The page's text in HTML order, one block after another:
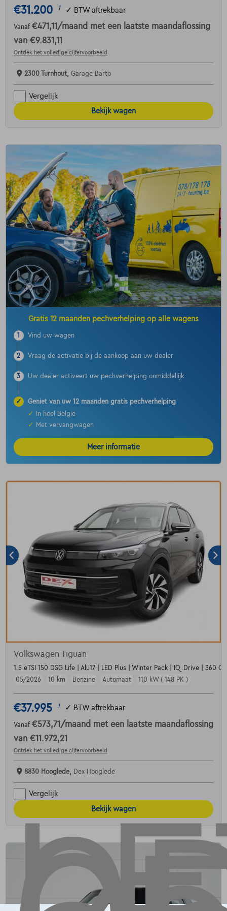
€31.200 1 ✓ BTW aftrekbaar
Vanaf €471,11 /maand met een laatste maandaflossing
van €9.831,11
Ontdek het volledige cijfervoorbeeld
2300 Turnhout, Garage Barto
Vergelijk
Bekijk wagen
Gratis 12 maanden pechverhelping op alle wagens
1 Vind uw wagen
2 Vraag de activatie bij de aankoop aan uw dealer
3 Uw dealer activeert uw pechverhelping onmiddellijk
✓
Geniet van uw 12 maanden gratis pechverhelping
✓
In heel België
✓
Met vervangwagen
Meer informatie
Volkswagen Tiguan
1.5 eTSI 150 DSG Life | Alu17 | LED Plus | Winter Pack | IQ.Drive | 360
05/2026
10 km Benzine Automaat 110 kW ( 148 PK )
€37.995 1 ✓ BTW aftrekbaar
Vanaf €573,71 /maand met een laatste maandaflossing
van €11.972,21
Ontdek het volledige cijfervoorbeeld
8830 Hooglede, Dex Hooglede
Vergelijk
Bekijk wagen